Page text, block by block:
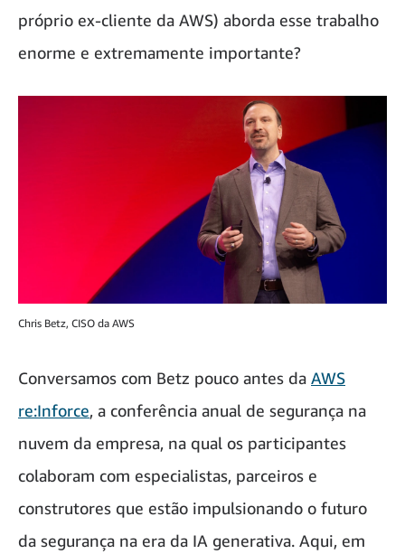
próprio ex-cliente da AWS) aborda esse trabalho
enorme e extremamente importante?
Chris Betz, CISO da AWS
Conversamos com Betz pouco antes da AWS
re:Inforce, a conferência anual de segurança na
nuvem da empresa, na qual os participantes
colaboram com especialistas, parceiros e
construtores que estão impulsionando o futuro
da segurança na era da IA generativa. Aqui, em